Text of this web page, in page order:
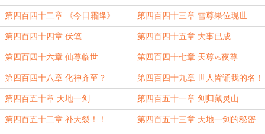
第四百四十二章 《今日霜降》 第四百四十三章 雪尊果位现世
第四百四十四章 伏笔 第四百四十五章 大事已成
第四百四十六章 仙尊临世 第四百四十七章 天尊vs夜尊
第四百四十八章 化神齐至？ 第四百四十九章 世人皆诵我的名！
第四百五十章 天地一剑 第四百五十一章 剑归藏灵山
第四百五十二章 补天裂！！ 第四百五十三章 天地一剑的秘密